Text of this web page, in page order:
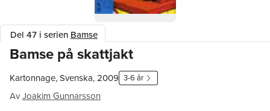
Del 47 i serien Bamse
Bamse på skattjakt
Kartonnage, Svenska, 2009 3-6 år
AvJoakim Gunnarsson